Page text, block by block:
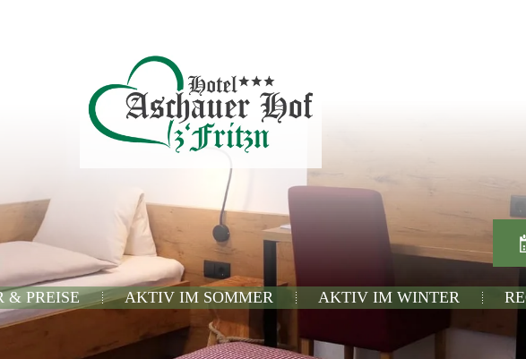
& PREISE AKTIV IM SOMMER AKTIV IM WINTER